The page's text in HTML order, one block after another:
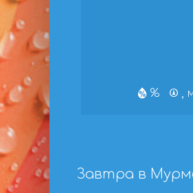
% ,
Завтра в